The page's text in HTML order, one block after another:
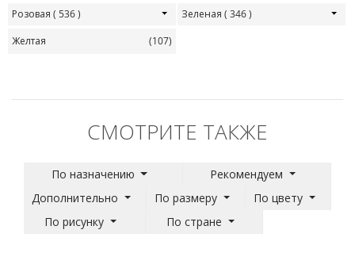
Розовая ( 536 ) Зеленая ( 346 )
Желтая
(107)
СМОТРИТЕ ТАКЖЕ
По назначению
Рекомендуем
Дополнительно
По размеру
По цвету
По рисунку
По стране